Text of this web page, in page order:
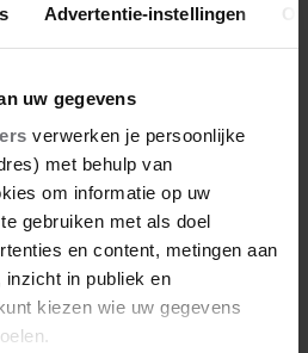
Advertentie-instellingen
uw gegevens
verwerken je persoonlijke
met behulp van
om informatie op uw
gebruiken met als doel
en content, metingen aan
in publiek en
kiezen wie uw gegevens
TV-PROGRAMMA